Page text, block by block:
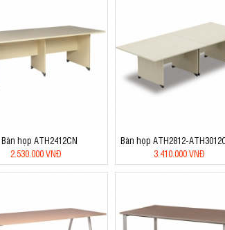
Bàn họp ATH2412CN
2.530.000 VNĐ
Bàn họp ATH2812-
3.410.000 VNĐ